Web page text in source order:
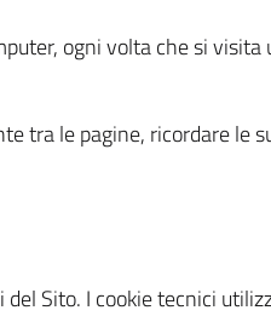
ogni volta che si visita
tra le pagine, ricordare le
Sito. I cookie tecnici